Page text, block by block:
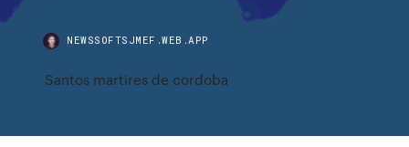
NEWSSOFTSJMEF.WEB.APP
Santos martires de cordoba